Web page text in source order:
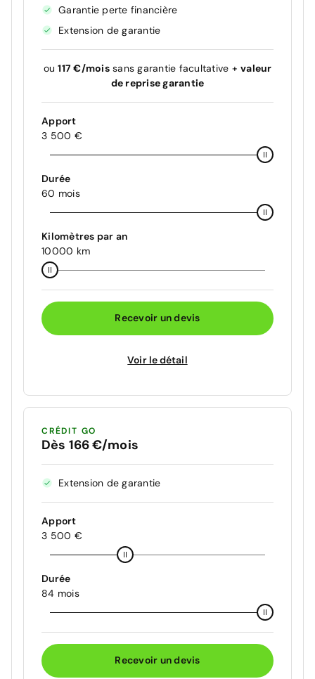
Garantie perte financière
Extension de garantie
ou117 €/moissans garantie facultative + valeur
de reprise garantie
Apport
3 500 €
Durée
60 mois
Kilomètres par an
10000 km
Recevoir un devis
Voir le détail
CRÉDIT GO
Dès 166 €/mois
Extension de garantie
Apport
3 500 €
Durée
84 mois
Recevoir un devis